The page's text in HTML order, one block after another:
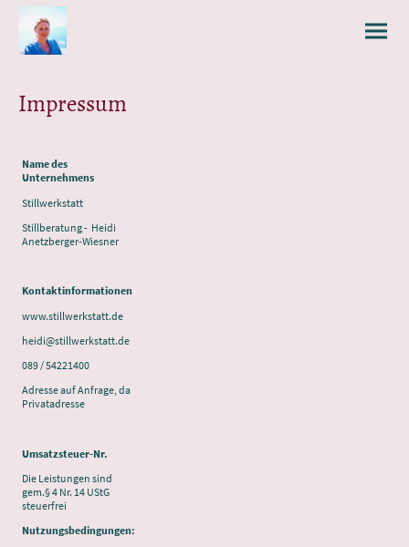
Impressum
Name des
Unternehmens
Stillwerkstatt
Stillberatung - Heidi
Anetzberger-Wiesner
Kontaktinformationen
www.stillwerkstatt.de
heidi@stillwerkstatt.de
089 / 54221400
Adresse auf Anfrage, da
Privatadresse
Umsatzsteuer-Nr.
Die Leistungen sind
gem.§ 4 Nr. 14 UStG
steuerfrei
Nutzungsbedingungen: